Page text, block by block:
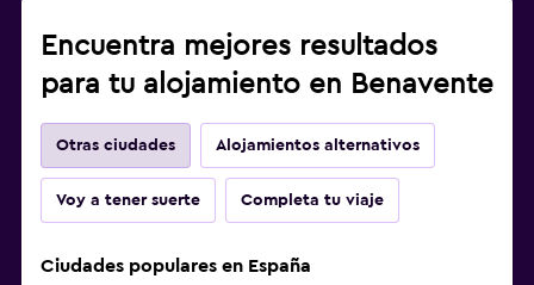
Encuentra mejores resultados
para tu alojamiento en Benavente
Otras ciudades Alojamientos alternativos
Voy a tener suerte Completa tu viaje
Ciudades populares en España